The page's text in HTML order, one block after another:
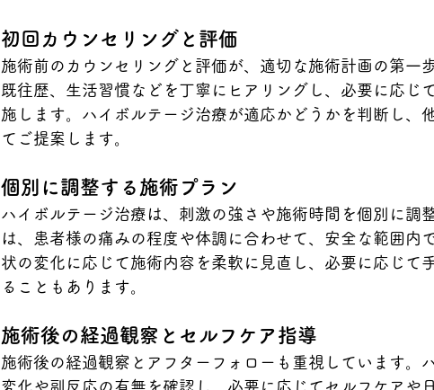
初回カウンセリングと評価
施術前のカウンセリングと評価が、適切な施術計画の第一
既往歴、生活習慣などを丁寧にヒアリングし、必要に応じ
施します。ハイボルテージ治療が適応かどうかを判断し、
てご提案します。
個別に調整する施術プラン
ハイボルテージ治療は、刺激の強さや施術時間を個別に調
は、患者様の痛みの程度や体調に合わせて、安全な範囲内
状の変化に応じて施術内容を柔軟に見直し、必要に応じて
ることもあります。
施術後の経過観察とセルフケア指導
施術後の経過観察とアフターフォローも重視しています。
変化や副反応の有無を確認し、必要に応じてセルフケアや